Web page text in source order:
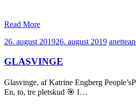
Read More
26. august 201926. august 2019 anette
GLASVINGE
Glasvinge, af Katrine Engberg
En, to, tre pletskud 🎯 I…